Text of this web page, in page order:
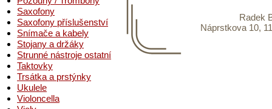
Saxofony
Saxofony příslušenství
Snímače a kabely
Stojany a držáky
Strunné nástroje ostatní
Taktovky
Trsátka a prstýnky
Ukulele
Violoncella
Radek
Náprstkova 10,